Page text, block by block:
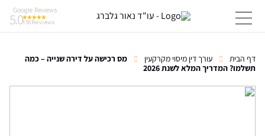
Google Reviews
5.0118Reviews
דף הבית עורך דין מיסוי מקרקעין
מס רכישה על דירה שנייה – כמה
תשלמו? המדריך המלא לשנת 2026